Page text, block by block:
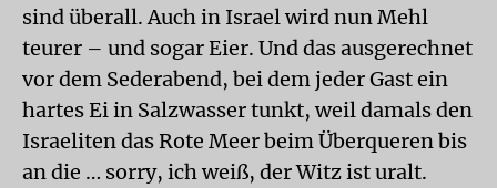
sind überall. Auch in Israel wird nun Mehl
teurer – und sogar Eier. Und das ausgerechnet
vor dem Sederabend, bei dem jeder Gast ein
hartes Ei in Salzwasser tunkt, weil damals den
Israeliten das Rote Meer beim Überqueren bis
an die … sorry, ich weiß, der Witz ist uralt.